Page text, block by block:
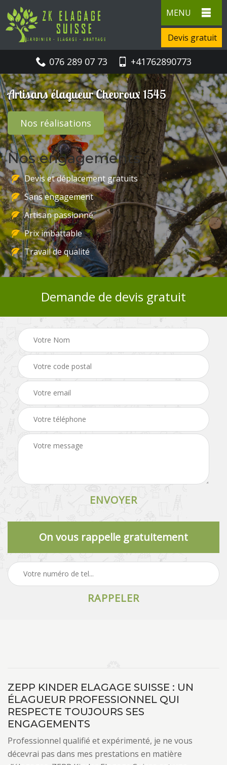
MENU
Devis gratuit
076 289 07 73 +41762890773
Artisans élagueur Chevroux 1545
Nos réalisations
Nos engagements
Devis et déplacement gratuits
Sans engagement
Artisan passionné
Prix imbattable
Travail de qualité
Demande de devis gratuit
On vous rappelle gratuitement
ZEPP KINDER ELAGAGE SUISSE : UN
ÉLAGUEUR PROFESSIONNEL QUI
RESPECTE TOUJOURS SES
ENGAGEMENTS
Professionnel qualifié et expérimenté, je ne vous
décevrai pas dans mes prestations en matière